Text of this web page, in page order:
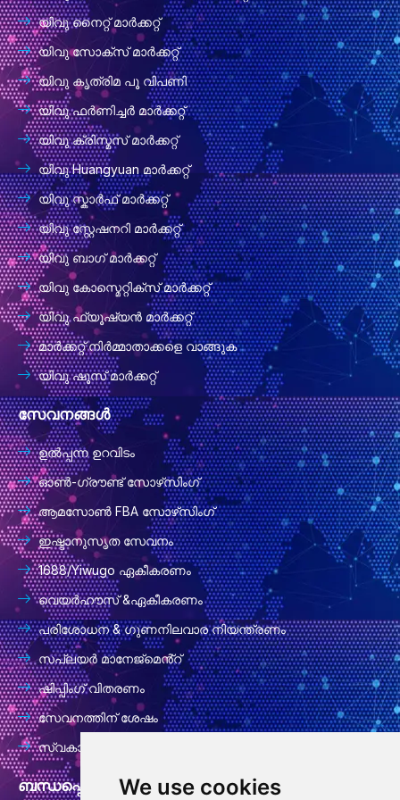
We use cookies
യിവു നൈറ്റ് മാർക്കറ്റ്
യിവു സോക്സ് മാർക്കറ്റ്
യിവു കൃത്രിമ പൂ വിപണി
യിവു ഫർണിച്ചർ മാർക്കറ്റ്
യിവു ക്രിസ്മസ് മാർക്കറ്റ്
യിവു Huangyuan മാർക്കറ്റ്
യിവു സ്കാർഫ് മാർക്കറ്റ്
യിവു സ്റ്റേഷനറി മാർക്കറ്റ്
യിവു ബാഗ് മാർക്കറ്റ്
യിവു കോസ്മെറ്റിക്സ് മാർക്കറ്റ്
യിവു ഫ്യൂഷ്യൻ മാർക്കറ്റ്
മാർക്കറ്റ് നിർമ്മാതാക്കളെ വാങ്ങുക
യിവു ഷൂസ് മാർക്കറ്റ്
സേവനങ്ങൾ
ഉൽപ്പന്ന ഉറവിടം
ഓൺ-ഗ്രൗണ്ട് സോഴ്‌സിംഗ്
ആമസോൺ FBA സോഴ്‌സിംഗ്
ഇഷ്ടാനുസൃത സേവനം
1688/Yiwugo ഏകീകരണം
വെയർഹൗസ് &ഏകീകരണം
പരിശോധന & ഗുണനിലവാര നിയന്ത്രണം
സപ്ലയർ മാനേജ്മെൻ്റ്
ഷിപ്പിംഗ് വിതരണം
സേവനത്തിന് ശേഷം
സ്വകാര്യതാ നയം
ബന്ധപ്പെടാനുള്ള വിവരങ്ങൾ